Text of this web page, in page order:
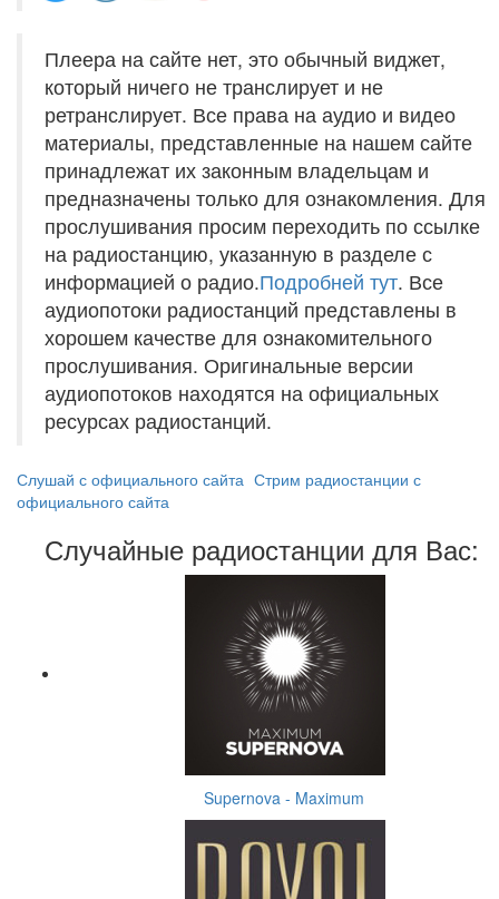
Плеера на сайте нет, это обычный виджет,
который ничего не транслирует и не
ретранслирует. Все права на аудио и видео
материалы, представленные на нашем сайте
принадлежат их законным владельцам и
предназначены только для ознакомления. Для
прослушивания просим переходить по ссылке
на радиостанцию, указанную в разделе с
информацией о радио.Подробней тут. Все
аудиопотоки радиостанций представлены в
хорошем качестве для ознакомительного
прослушивания. Оригинальные версии
аудиопотоков находятся на официальных
ресурсах радиостанций.
Слушай с официального сайта Стрим радиостанции с
официального сайта
Случайные радиостанции для Вас:
Supernova - Maximum